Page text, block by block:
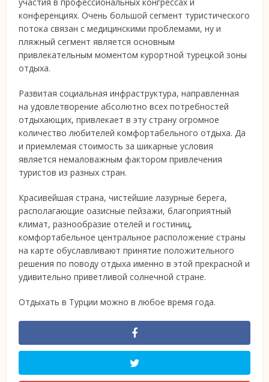
конференциях. Очень большой сегмент туристического
потока связан с медицинскими проблемами, ну и
пляжный сегмент является основным
привлекательным моментом курортной турецкой зоны
отдыха.
Развитая социальная инфраструктура, направленная
на удовлетворение абсолютно всех потребностей
отдыхающих, привлекает в эту страну огромное
количество любителей комфортабельного отдыха. Да
и приемлемая стоимость за шикарные условия
является немаловажным фактором привлечения
туристов из разных стран.
Красивейшая страна, чистейшие лазурные берега,
располагающие оазисные пейзажи, благоприятный
климат, разнообразие отелей и гостиниц,
комфортабельное центральное расположение страны
на карте обуславливают принятие положительного
решения по поводу отдыха именно в этой прекрасной и
удивительно приветливой солнечной стране.
Отдыхать в Турции можно в любое время года.